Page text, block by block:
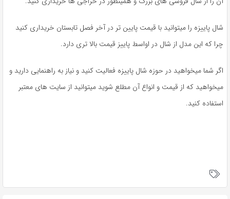
شال پاییزه را میتوانید با قیمت پایین تر در آخر فصل تابستان خریداری کنید
چرا که این مدل از شال در اواسط پاییز قیمت بالا تری دارد.
اگر شما میخواهید در حوزه شال پاییزه فعالیت کنید و نیاز به راهنمایی دارید و
میخواهید که از قیمت و انواع آن مطلع شوید میتوانید از سایت های معتبر
استفاده کنید.